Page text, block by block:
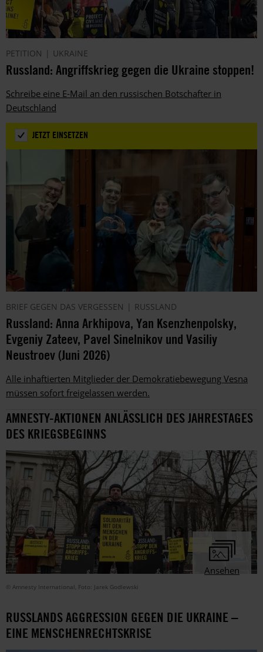
PETITION UKRAINE
Russland: Angriffskrieg gegen die Ukraine stoppen!
Schreibe eine E-Mail an den russischen Botschafter in
Deutschland
JETZT EINSETZEN
BRIEF GEGEN DAS VERGESSEN RUSSLAND
Russland: Anna Arkhipova, Yan Ksenzhenpolsky,
Evgeniy Zateev, Pavel Sinelnikov und Vasiliy
Neustroev (Juni 2026)
Alle inhaftierten Mitglieder der Demokratiebewegung Vesna
müssen sofort freigelassen werden.
AMNESTY-AKTIONEN ANLÄSSLICH DES JAHRESTAGES
DES KRIEGSBEGINNS
Ansehen
© Amnesty International, Foto: Jarek Godlewski
RUSSLANDS AGGRESSION GEGEN DIE UKRAINE –
EINE MENSCHENRECHTSKRISE